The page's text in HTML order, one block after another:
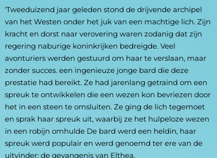
‘Tweeduizend jaar geleden stond de drijvende archipel
van het Westen onder het juk van een machtige lich. Zijn
kracht en dorst naar verovering waren zodanig dat zijn
regering naburige koninkrijken bedreigde. Veel
avonturiers werden gestuurd om haar te verslaan, maar
zonder succes. een ingenieuze jonge bard die deze
prestatie had bereikt. Ze had jarenlang getraind om een ​​
spreuk te ontwikkelen die een wezen kon bevriezen door
het in een steen te omsluiten. Ze ging de lich tegemoet
en sprak haar spreuk uit, waarbij ze het hulpeloze wezen
in een robijn omhulde De bard werd een heldin, haar
spreuk werd populair en werd genoemd ter ere van de
uitvinder: de gevangenis van Elthea.